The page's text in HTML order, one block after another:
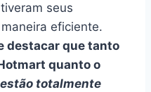
seus
eficiente.
destacar que tanto
quanto o
estão totalmente